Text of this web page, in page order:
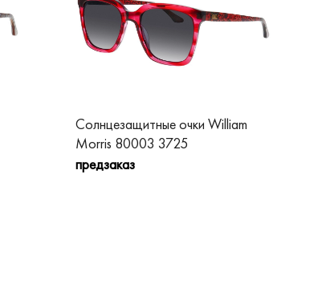
Солнцезащитные очки William
Morris 80003 3725
предзаказ